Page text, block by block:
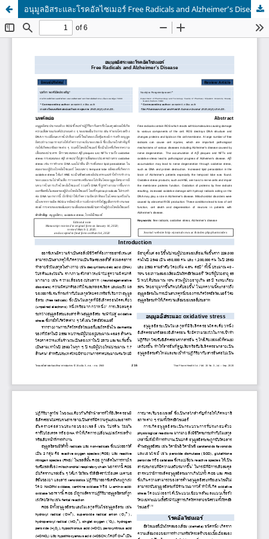
อนุมูลอิสระและโรคอัลไซเมอร์ Free Radicals and Alzheimer’s Disease